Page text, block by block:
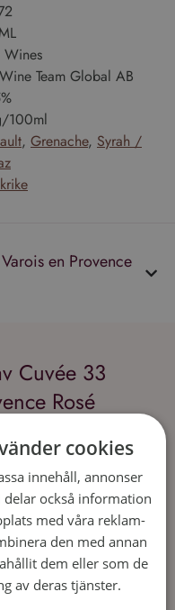
Wines
Team Global AB
100ml
, Grenache, Syrah /
en Provence
Cuvée 33
Rosé
cookies
innehåll, annonser
också information
med våra reklam-
den med annan
dem eller som de
av deras tjänster.